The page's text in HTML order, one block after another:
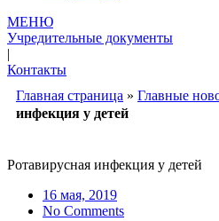
МЕНЮ
Учредительные документы
|
Контакты
Главная страница » Главные
инфекция у детей
Ротавирусная инфекция у детей
16 мая, 2019
No Comments